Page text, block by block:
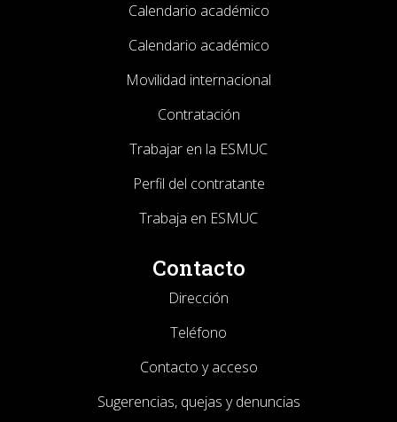
Calendario académico
Calendario académico
Movilidad internacional
Contratación
Trabajar en la ESMUC
Perfil del contratante
Trabaja en ESMUC
Contacto
Dirección
Teléfono
Contacto y acceso
Sugerencias, quejas y denuncias